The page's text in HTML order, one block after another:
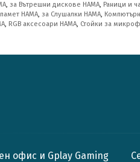
, за Вътрешни дискове HAMA, Раници и
HAMA, за Слушалки HAMA,
, RGB аксесоари HAMA, Стойки за
офис и Gplay Gaming